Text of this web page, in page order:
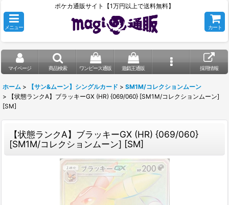
ポケカ通販サイト【1万円以上で送料無料】
メニュー カート
マイページ 商品検索 ワンピース通販 遊戯王通販 採用情報
ホーム > 【サン&ムーン】シングルカード > SM1M/コレクションムーン
>
【状態ランクA】ブラッキーGX (HR) {069/060} [SM1M/コレクションムーン]
[SM]
【状態ランクA】ブラッキーGX (HR) {069/060}
[SM1M/コレクションムーン] [SM]